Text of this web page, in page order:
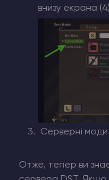
внизу екрана
Серверні моди
Отже, тепер ви